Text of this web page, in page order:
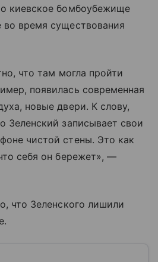
киевское бомбоубежище
время существования
что там могла пройти
появилась современная
новые двери. К слову,
Зеленский записывает свои
чистой стены. Это как
себя он бережет», —
что Зеленского лишили